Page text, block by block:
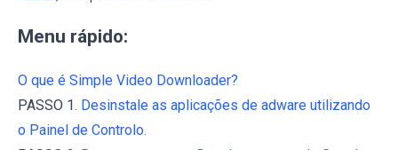
Menu rápido:
O que é Simple Video Downloader?
PASSO 1. Desinstale as aplicações de adware utilizando
o Painel de Controlo.